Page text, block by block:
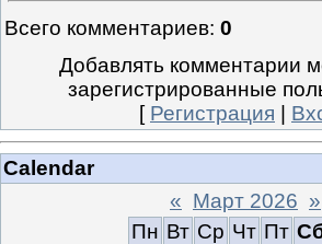
Всего комментариев: 0
Добавлять комментарии
зарегистрированные
[ Регистрация
Calendar
« Март 2026 »
Пн Вт Ср Чт Пт